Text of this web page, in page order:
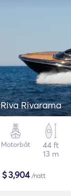
Riva Rivarama
Motorbåt
44 ft
13 m
$3,904/natt